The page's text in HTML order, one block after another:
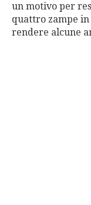
un motivo per
quattro zampe
rendere alcune